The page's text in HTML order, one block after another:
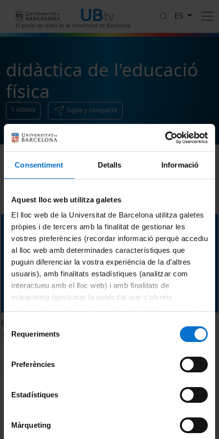
Consentiment Detalls Informació
Aquest lloc web utilitza galetes
El lloc web de la Universitat de Barcelona utilitza galetes
pròpies i de tercers amb la finalitat de gestionar les
vostres preferències (recordar informació perquè accediu
al lloc web amb determinades característiques que
puguin diferenciar la vostra experiència de la d’altres
usuaris), amb finalitats estadístiques (analitzar com
interactueu amb el lloc web) i amb finalitats de
màrqueting (gestionar la publicitat que s’ofereix
consultar laPolítica de galetes del lloc web de la
Selecció
Requeriments
Preferències
Estadístiques
Màrqueting
El portal de vídeo de la Universitat de Barcelona
ES
didàctica de l'educació
física
1 vídeos Sigue y comparte
Estils d'Ensenyament en Educació Física
11 Mayo, 2005
Política de Cookies
Privacidad y términos